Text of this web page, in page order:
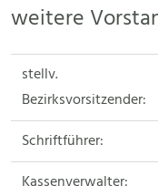
weitere
stellv.
Bezirksvorsitzender:
Schriftführer: